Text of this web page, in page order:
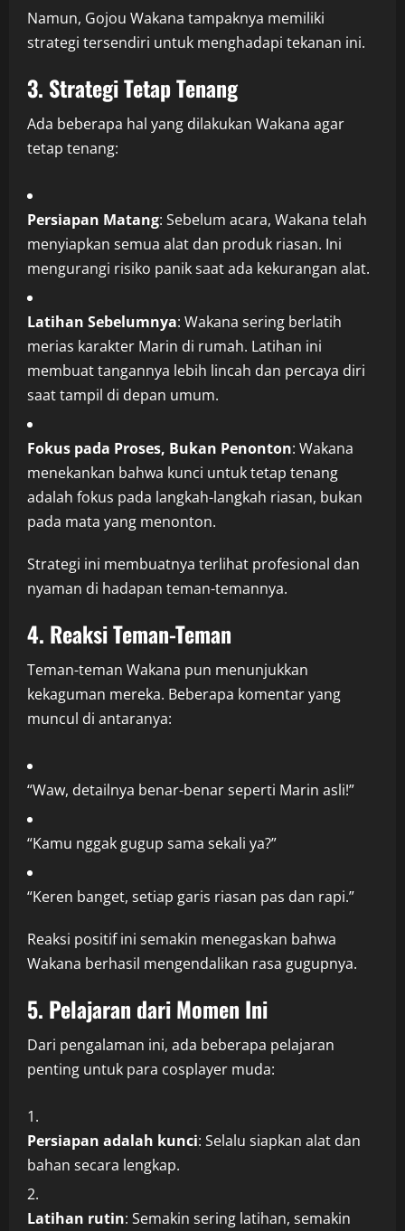
Namun, Gojou Wakana tampaknya memiliki
strategi tersendiri untuk menghadapi tekanan ini.
3. Strategi Tetap Tenang
Ada beberapa hal yang dilakukan Wakana agar
tetap tenang:
Persiapan Matang: Sebelum acara, Wakana telah
menyiapkan semua alat dan produk riasan. Ini
mengurangi risiko panik saat ada kekurangan alat.
Latihan Sebelumnya: Wakana sering berlatih
merias karakter Marin di rumah. Latihan ini
membuat tangannya lebih lincah dan percaya diri
saat tampil di depan umum.
Fokus pada Proses, Bukan Penonton: Wakana
menekankan bahwa kunci untuk tetap tenang
adalah fokus pada langkah-langkah riasan, bukan
pada mata yang menonton.
Strategi ini membuatnya terlihat profesional dan
nyaman di hadapan teman-temannya.
4. Reaksi Teman-Teman
Teman-teman Wakana pun menunjukkan
kekaguman mereka. Beberapa komentar yang
muncul di antaranya:
“Waw, detailnya benar-benar seperti Marin asli!”
“Kamu nggak gugup sama sekali ya?”
“Keren banget, setiap garis riasan pas dan rapi.”
Reaksi positif ini semakin menegaskan bahwa
Wakana berhasil mengendalikan rasa gugupnya.
5. Pelajaran dari Momen Ini
Dari pengalaman ini, ada beberapa pelajaran
penting untuk para cosplayer muda:
Persiapan adalah kunci: Selalu siapkan alat dan
bahan secara lengkap.
Latihan rutin: Semakin sering latihan, semakin